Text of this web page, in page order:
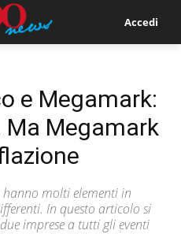
Accedi
e Megamark:
Ma Megamark
molti elementi in
In questo articolo si
imprese a tutti gli eventi